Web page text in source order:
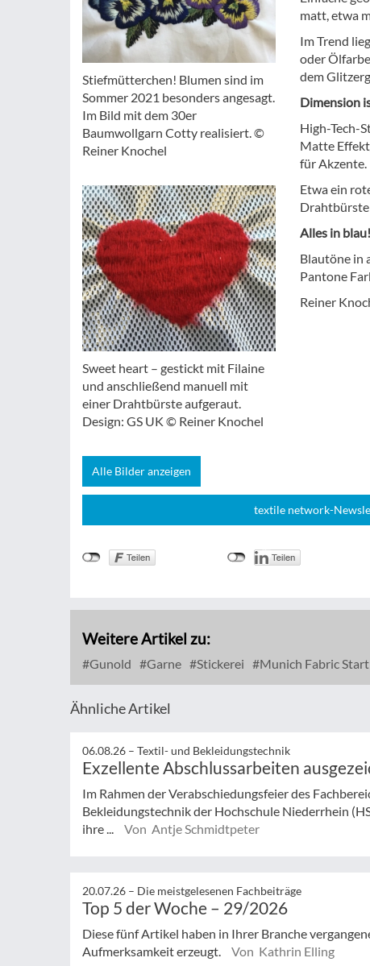
Stiefmütterchen! Blumen sind im
Sommer 2021 besonders angesagt.
Im Bild mit dem 30er
Baumwollgarn Cotty realisiert. ©
Reiner Knochel
Sweet heart – gestickt mit Filaine
und anschließend manuell mit
einer Drahtbürste aufgeraut.
Design: GS UK © Reiner Knochel
Alle Bilder anzeigen
matt, etwa
Im Trend
oder
dem
Dimension
High-Tech-
Matte
für Akzente.
Etwa ein
Alles in blau!
Blautöne in
Pantone
Reiner
textile network-
Weitere Artikel zu:
Gunold Garne Stickerei Munich Fabric Start
Ähnliche Artikel
06.08.26 – Textil- und Bekleidungstechnik
Exzellente Abschlussarbeiten
Im Rahmen der Verabschiedungsfeier des
Bekleidungstechnik der Hochschule Niederrhein
ihre ...
Von Antje Schmidtpeter
20.07.26 – Die meistgelesenen Fachbeiträge
Top 5 der Woche – 29/2026
Diese fünf Artikel haben in Ihrer Branche
Aufmerksamkeit erzeugt.
Von Kathrin Elling